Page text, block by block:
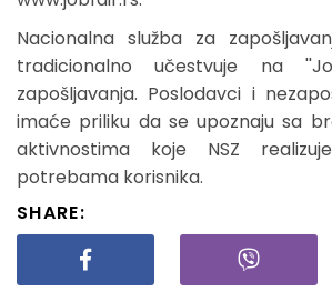
Nacionalna služba za
tradicionalno učestvuje na
zapošljavanja. Poslodavci i
imaće priliku da se upoznaju sa
aktivnostima koje NSZ
potrebama korisnika.
SHARE: